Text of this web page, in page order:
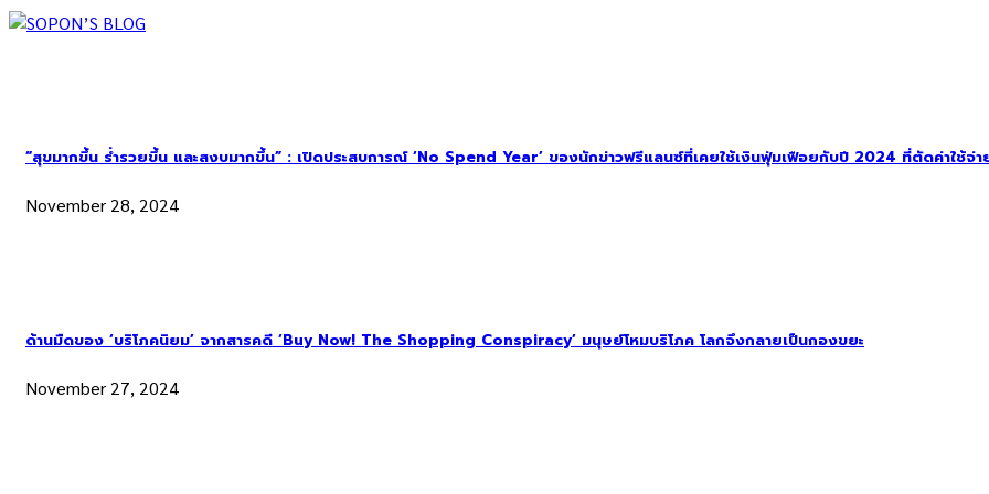
“สุขมากขึ้น ร่ำรวยขึ้น และสงบมากขึ้น” : เปิดประสบการณ์ ‘No Spend Year’ ของนักข่าวฟรีแลนซ์ที่เคยใช้เงินฟุ่มเฟือยกับปี 2024 ที่ตัดค่าใช้จ่า
November 28, 2024
ด้านมืดของ ‘บริโภคนิยม’ จากสารคดี ‘Buy Now! The Shopping Conspiracy’ มนุษย์โหมบริโภค โลกจึงกลายเป็นกองขยะ
November 27, 2024